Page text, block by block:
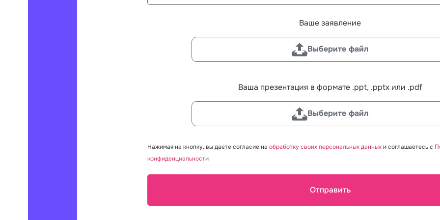
Ваше заявление
Выберите файл
Ваша презентация в формате .ppt, .pptx или .pdf
Выберите файл
Нажимая на кнопку, вы даете согласие на обработку своих персональных данныхи соглашаетесь с
конфиденциальности